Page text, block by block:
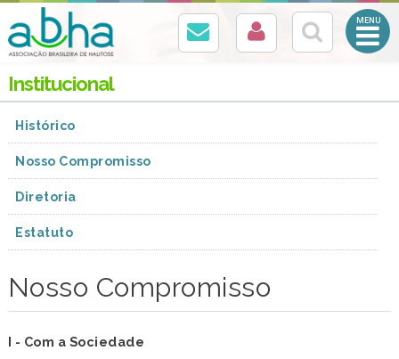
Abrir
Menu
Mobile
Institucional
Histórico
Nosso Compromisso
Diretoria
Estatuto
Nosso Compromisso
I - Com a Sociedade